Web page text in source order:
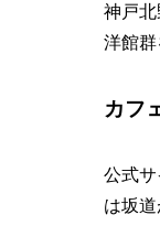
神戸
洋館群
カフ
公式
は坂